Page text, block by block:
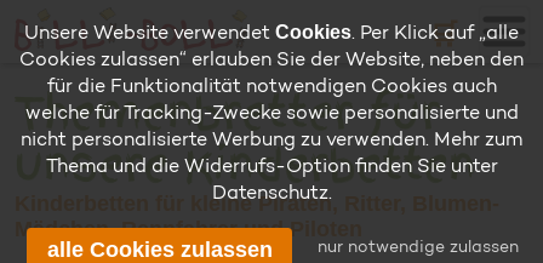
🛒
Themenbretter für
unsere Kinderbetten
Kinderbetten für kleine Piraten, Ritter, Blumen-
Mädchen, Rennfahrer und Piloten
Unsere Website verwendet Cookies. Per Klick auf „alle
Cookies zulassen“ erlauben Sie der Website, neben den
für die Funktionalität notwendigen Cookies auch
welche für Tracking-Zwecke sowie personalisierte und
nicht personalisierte Werbung zu verwenden. Mehr zum
Thema und die Widerrufs-Option finden Sie unter
Datenschutz.
alle Cookies zulassen nur notwendige zulassen